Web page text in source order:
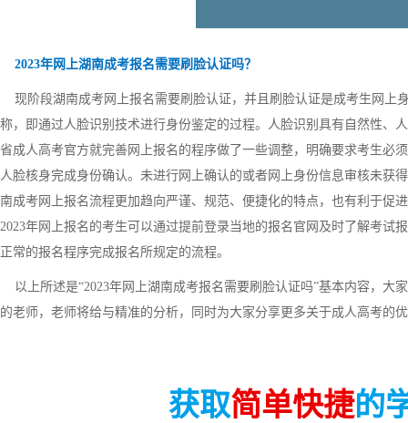
2023年网上湖南成考报名需要刷脸认证吗？
现阶段湖南成考网上报名需要刷脸认证，并且刷脸认证是成考生网上
称，即通过人脸识别技术进行身份鉴定的过程。人脸识别具有自然性、
省成人高考官方就完善网上报名的程序做了一些调整，明确要求考生必
人脸核身完成身份确认。未进行网上确认的或者网上身份信息审核未获
南成考网上报名流程更加趋向严谨、规范、便捷化的特点，也有利于促
2023年网上报名的考生可以通过提前登录当地的报名官网及时了解考
正常的报名程序完成报名所规定的流程。
以上所述是“2023年网上湖南成考报名需要刷脸认证吗”基本内容，大
的老师，老师将给与精准的分析，同时为大家分享更多关于成人高考的
获取简单快捷的